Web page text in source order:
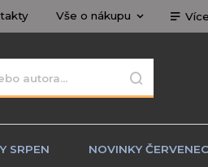
Vše o nákupu Více
SRPEN NOVINKY ČERVENEC